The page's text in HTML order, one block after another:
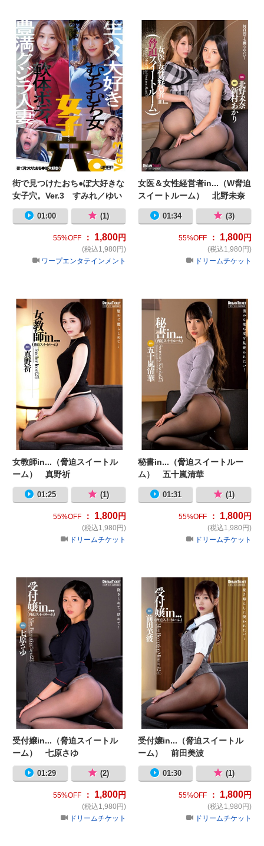
街で見つけたおち●ぽ大好きな女子
街で見つけたおち●ぽ大好きな
女子穴。Ver.3 すみれ／ゆい
01:00 (1)
55%OFF ： 1,800円
(税込1,980円)
ワープエンタテインメント
女医＆女性経営者in...（W脅迫
スイートルーム） 北野未奈
／新村あかり
01:34 (3)
55%OFF： 1,800円
(税込1,980円)
ドリームチケット
女教師in...（脅迫スイートルーム）
女教師in...（脅迫スイートル
ーム） 真野祈
01:25 (1)
55%OFF ： 1,800円
(税込1,980円)
ドリームチケット
秘書in...（脅迫スイートルー
ム） 五十嵐清華
01:31 (1)
55%OFF： 1,800円
(税込1,980円)
ドリームチケット
受付嬢in...（脅迫スイートルーム）
受付嬢in...（脅迫スイートル
ーム） 七原さゆ
01:29 (2)
55%OFF ： 1,800円
(税込1,980円)
ドリームチケット
受付嬢in...（脅迫スイートル
ーム） 前田美波
01:30 (1)
55%OFF： 1,800円
(税込1,980円)
ドリームチケット